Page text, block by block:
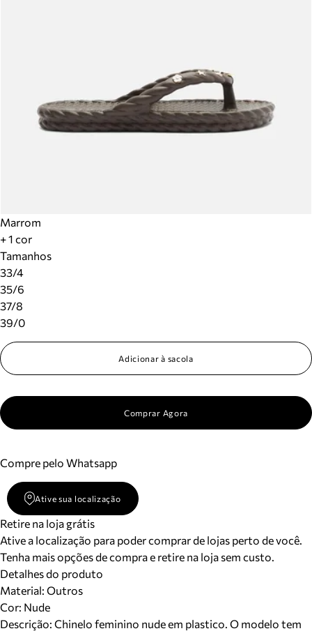
Marrom
+ 1 cor
Tamanhos
33/4
35/6
37/8
39/0
Adicionar à sacola
Comprar Agora
Compre pelo Whatsapp
Ative sua localização
Retire na loja grátis
Ative a localização para poder comprar de lojas perto de você.
Tenha mais opções de compra e retire na loja sem custo.
Detalhes do produto
Material: Outros
Cor: Nude
Descrição: Chinelo feminino nude em plastico. O modelo tem